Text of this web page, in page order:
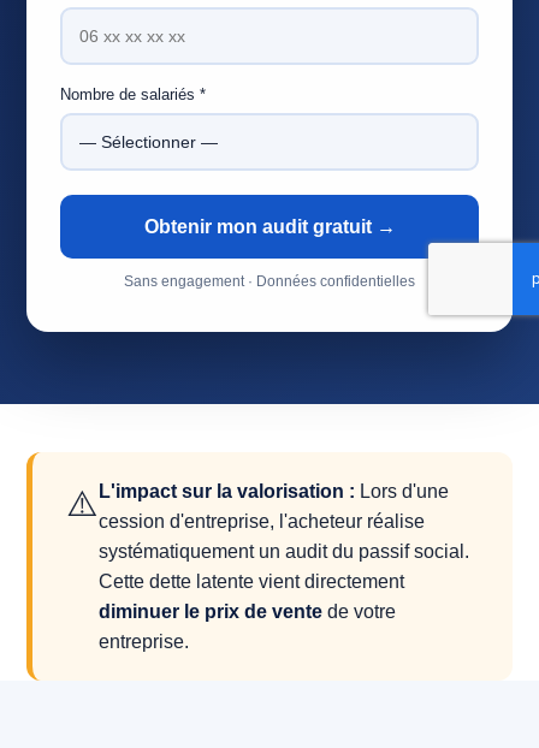
Nombre de salariés *
Obtenir mon audit gratuit →
Sans engagement · Données confidentielles
⚠️ L'impact sur la valorisation : Lors d'une
cession d'entreprise, l'acheteur réalise
systématiquement un audit du passif social.
Cette dette latente vient directement
diminuer le prix de vente de votre
entreprise.